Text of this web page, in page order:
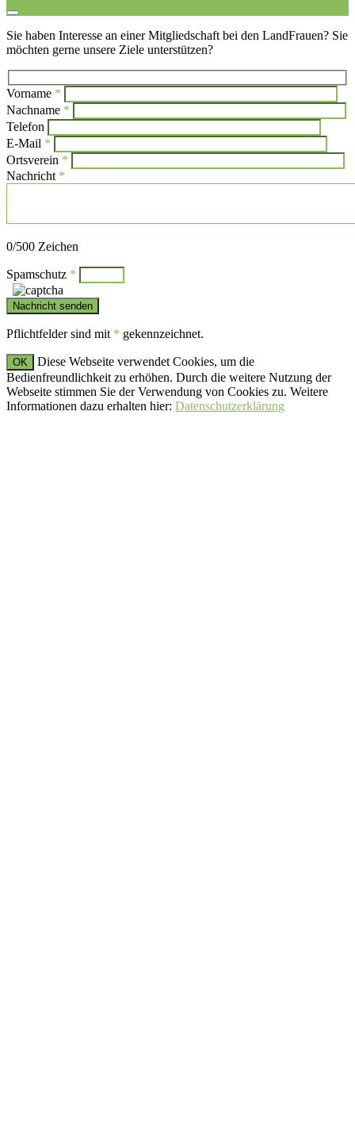
Sie haben Interesse an einer Mitgliedschaft bei den LandFrauen? Sie
möchten gerne unsere Ziele unterstützen?
Vorname *
Nachname *
Telefon
E-Mail *
Ortsverein *
Nachricht *
0/500 Zeichen
Spamschutz *
Pflichtfelder sind mit * gekennzeichnet.
OK
Diese Webseite verwendet Cookies, um die
Bedienfreundlichkeit zu erhöhen. Durch die weitere Nutzung der
Webseite stimmen Sie der Verwendung von Cookies zu. Weitere
Informationen dazu erhalten hier: Datenschutzerklärung